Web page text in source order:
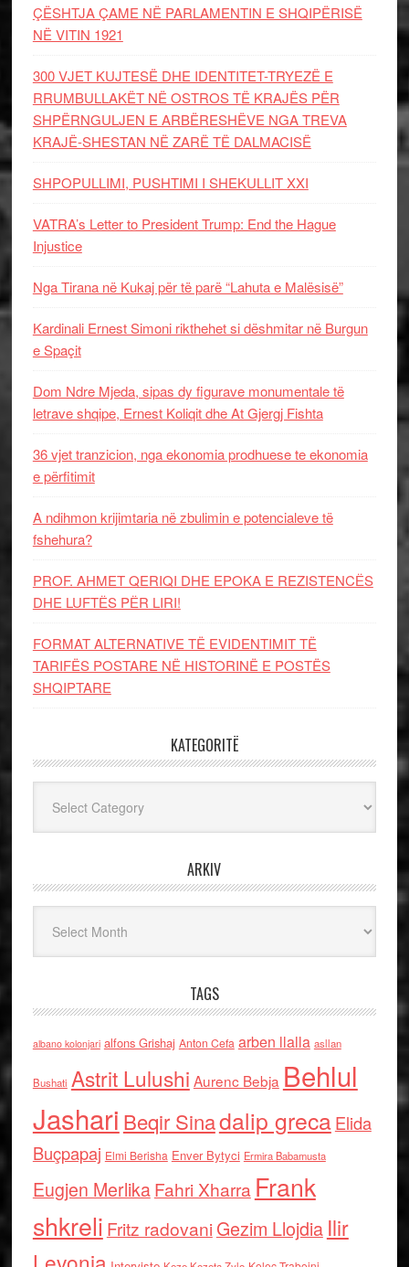
ÇËSHTJA ÇAME NË PARLAMENTIN E SHQIPËRISË
NË VITIN 1921
300 VJET KUJTESË DHE IDENTITET-TRYEZË E
RRUMBULLAKËT NË OSTROS TË KRAJËS PËR
SHPËRNGULJEN E ARBËRESHËVE NGA TREVA
KRAJË-SHESTAN NË ZARË TË DALMACISË
SHPOPULLIMI, PUSHTIMI I SHEKULLIT XXI
VATRA’s Letter to President Trump: End the Hague
Injustice
Nga Tirana në Kukaj për të parë “Lahuta e Malësisë”
Kardinali Ernest Simoni rikthehet si dëshmitar në Burgun
e Spaçit
Dom Ndre Mjeda, sipas dy figurave monumentale të
letrave shqipe, Ernest Koliqit dhe At Gjergj Fishta
36 vjet tranzicion, nga ekonomia prodhuese te ekonomia
e përfitimit
A ndihmon krijimtaria në zbulimin e potencialeve të
fshehura?
PROF. AHMET QERIQI DHE EPOKA E REZISTENCЁS
DHE LUFTЁS PЁR LIRI!
FORMAT ALTERNATIVE TË EVIDENTIMIT TË
TARIFËS POSTARE NË HISTORINË E POSTËS
SHQIPTARE
KATEGORITË
ARKIV
TAGS
albano kolonjari alfons Grishaj Anton Cefa arben llalla asllan
Bushati Astrit Lulushi Aurenc Bebja Behlul
Jashari Beqir Sinadalip grecaElida
Buçpapaj Elmi Berisha Enver Bytyci Ermira Babamusta
Eugjen MerlikaFahri Xharra Frank
shkreli Fritz radovaniGezim Llojdia Ilir